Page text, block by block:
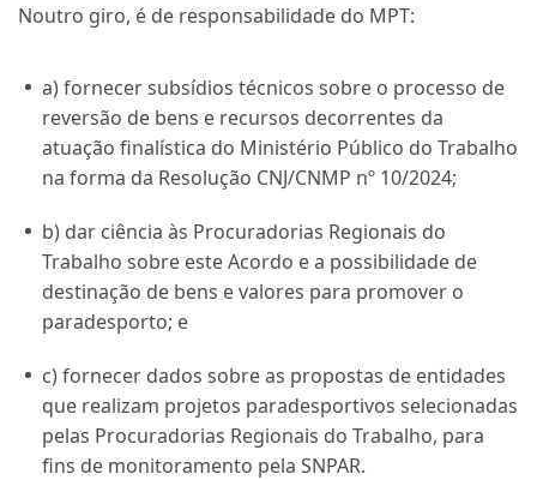
Noutro giro, é de responsabilidade do MPT:
a) fornecer subsídios técnicos sobre o processo de
reversão de bens e recursos decorrentes da
atuação finalística do Ministério Público do Trabalho
na forma da Resolução CNJ/CNMP nº 10/2024;
b) dar ciência às Procuradorias Regionais do
Trabalho sobre este Acordo e a possibilidade de
destinação de bens e valores para promover o
paradesporto; e
c) fornecer dados sobre as propostas de entidades
que realizam projetos paradesportivos selecionadas
pelas Procuradorias Regionais do Trabalho, para
fins de monitoramento pela SNPAR.